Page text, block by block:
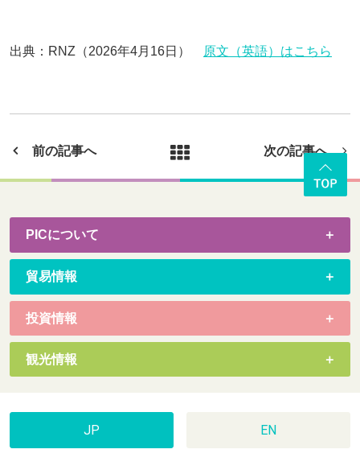
出典：RNZ（2026年4月16日） 原文（英語）はこちら
前の記事へ 次の記事へ
PICについて
貿易情報
投資情報
観光情報
JP EN